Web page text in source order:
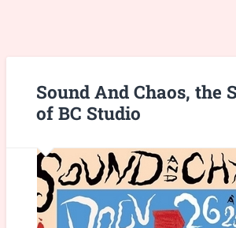
Sound And Chaos, the
of BC Studio